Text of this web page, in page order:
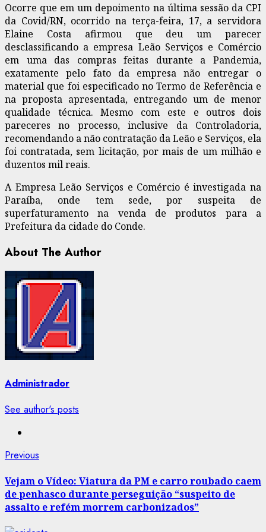
Ocorre que em um depoimento na última sessão da CPI
da Covid/RN, ocorrido na terça-feira, 17, a servidora
Elaine Costa afirmou que deu um parecer
desclassificando a empresa Leão Serviços e Comércio
em uma das compras feitas durante a Pandemia,
exatamente pelo fato da empresa não entregar o
material que foi especificado no Termo de Referência e
na proposta apresentada, entregando um de menor
qualidade técnica. Mesmo com este e outros dois
pareceres no processo, inclusive da Controladoria,
recomendando a não contratação da Leão e Serviços, ela
foi contratada, sem licitação, por mais de um milhão e
duzentos mil reais.
A Empresa Leão Serviços e Comércio é investigada na
Paraíba, onde tem sede, por suspeita de
superfaturamento na venda de produtos para a
Prefeitura da cidade do Conde.
About The Author
Administrador
See author's posts
Post
navigation
Previous
Vejam o Vídeo: Viatura da PM e carro roubado caem
de penhasco durante perseguição “suspeito de
assalto e refém morrem carbonizados”